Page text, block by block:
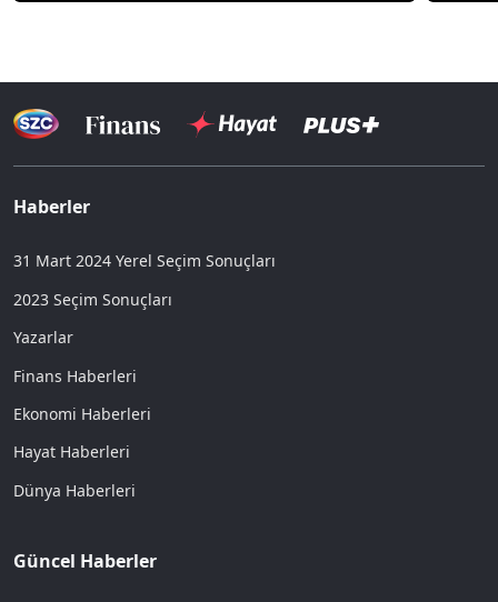
Haberler
31 Mart 2024 Yerel Seçim Sonuçları
2023 Seçim Sonuçları
Yazarlar
Finans Haberleri
Ekonomi Haberleri
Hayat Haberleri
Dünya Haberleri
Güncel Haberler